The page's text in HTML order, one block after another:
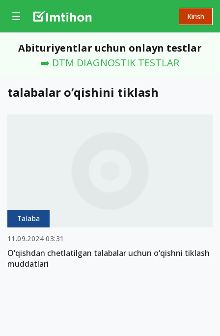
Kirish
Abituriyentlar uchun onlayn testlar
➡️ DTM DIAGNOSTIK TESTLAR
talabalar o‘qishini tiklash
Talaba
11.09.2024 03:31
O‘qishdan chetlatilgan talabalar uchun o‘qishni tiklash
muddatlari